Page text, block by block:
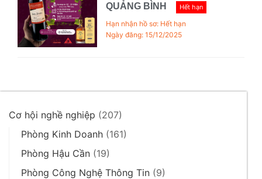
QUẢNG BÌNH
Hết hạn
Hạn nhận hồ sơ: Hết hạn
Ngày đăng: 15/12/2025
Cơ hội nghề nghiệp (207)
Phòng Kinh Doanh (161)
Phòng Hậu Cần (19)
Phòng Công Nghệ Thông Tin (9)